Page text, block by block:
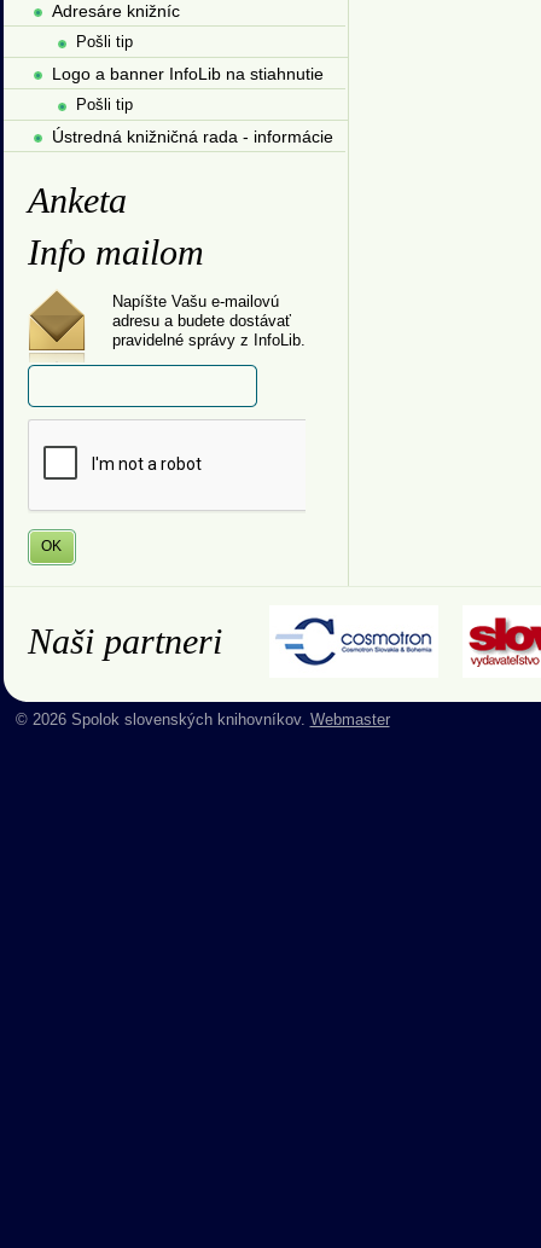
Adresáre knižníc
Pošli tip
Logo a banner InfoLib na stiahnutie
Pošli tip
Ústredná knižničná rada - informácie
Anketa
Info mailom
Napíšte Vašu e-mailovú
adresu a budete dostávať
pravidelné správy z InfoLib.
Naši partneri
© 2026 Spolok slovenských knihovníkov. Webmaster